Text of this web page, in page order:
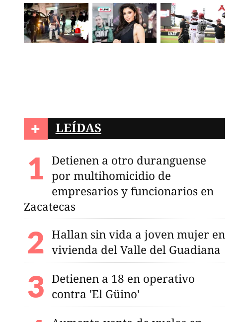
+ LEÍDAS
Detienen a otro duranguense
por multihomicidio de
empresarios y funcionarios en
Zacatecas
Hallan sin vida a joven mujer en
vivienda del Valle del Guadiana
Detienen a 18 en operativo
contra 'El Güino'